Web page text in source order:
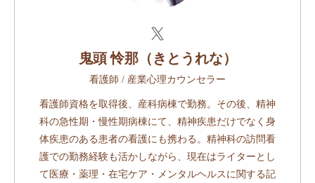
鬼頭 怜那（きとうれな）
看護師 / 産業心理カウンセラー
看護師資格を取得後、産科病棟で勤務。その後、精神
科の急性期・慢性期病棟にて、精神疾患だけでなく身
体疾患のある患者の看護にも携わる。精神科の訪問看
護での勤務経験も活かしながら、現在はライターとし
て医療・薬理・在宅ケア・メンタルヘルスに関する記